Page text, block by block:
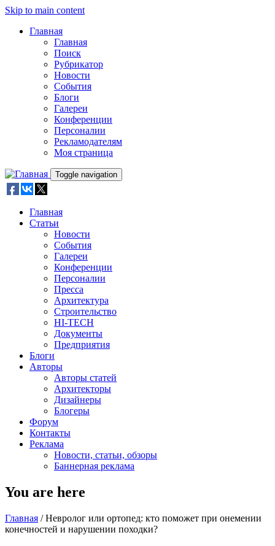
Skip to main content
Главная
Главная
Поиск
Рубрикатор
Новости
События
Блоги
Галереи
Конференции
Персоналии
Рекламодателям
Моя страница
Toggle navigation
Главная
Статьи
Новости
События
Галереи
Конференции
Персоналии
Пресса
Архитектура
Строительство
HI-TECH
Документы
Предприятия
Блоги
Авторы
Авторы статей
Архитекторы
Дизайнеры
Блогеры
Форум
Контакты
Реклама
Новости, статьи, обзоры
Баннерная реклама
You are here
Главная / Невролог или ортопед: кто поможет при онемении
конечностей и нарушении походки?